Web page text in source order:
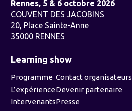
Rennes, 5 & 6 octobre 2026
COUVENT DES JACOBINS
20, Place Sainte-Anne
35000 RENNES
Learning show
Programme
L’expérience
Intervenants
Contact organisateurs
Devenir partenaire
Presse